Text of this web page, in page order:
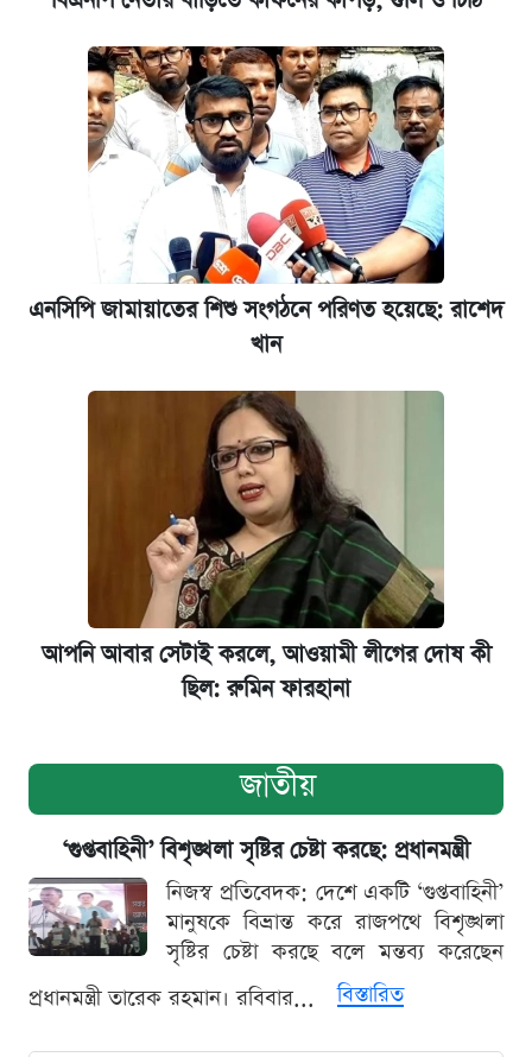
এনসিপি জামায়াতের শিশু সংগঠনে পরিণত হয়েছে: রাশেদ
খান
আপনি আবার সেটাই করলে, আওয়ামী লীগের দোষ কী
ছিল: রুমিন ফারহানা
জাতীয়
‘গুপ্তবাহিনী’ বিশৃঙ্খলা সৃষ্টির চেষ্টা করছে: প্রধানমন্ত্রী
নিজস্ব প্রতিবেদক: দেশে একটি ‘গুপ্তবাহিনী’
মানুষকে বিভ্রান্ত করে রাজপথে বিশৃঙ্খলা
সৃষ্টির চেষ্টা করছে বলে মন্তব্য করেছেন
প্রধানমন্ত্রী তারেক রহমান। রবিবার...
বিস্তারিত